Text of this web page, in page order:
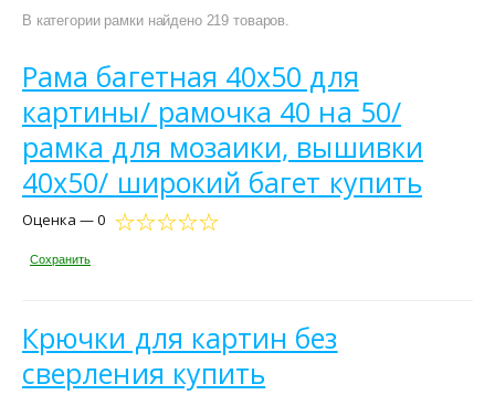
В категории рамки найдено 219 товаров.
Рама багетная 40х50 для
картины/ рамочка 40 на 50/
рамка для мозаики, вышивки
40х50/ широкий багет купить
Оценка — 0
Сохранить
Крючки для картин без
сверления купить